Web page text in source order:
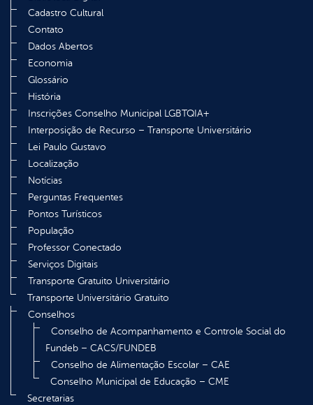
Cadastro Cultural
Contato
Dados Abertos
Economia
Glossário
História
Inscrições Conselho Municipal LGBTQIA+
Interposição de Recurso – Transporte Universitário
Lei Paulo Gustavo
Localização
Notícias
Perguntas Frequentes
Pontos Turísticos
População
Professor Conectado
Serviços Digitais
Transporte Gratuito Universitário
Transporte Universitário Gratuito
Conselhos
Conselho de Acompanhamento e Controle Social do
Fundeb – CACS/FUNDEB
Conselho de Alimentação Escolar – CAE
Conselho Municipal de Educação – CME
Secretarias